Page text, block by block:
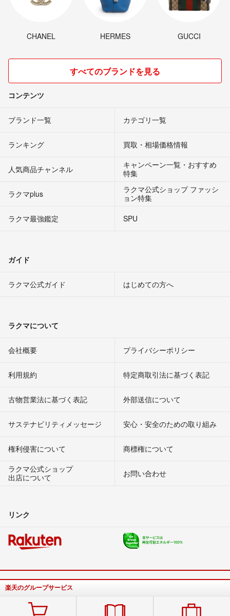
CHANEL HERMES GUCCI
すべてのブランドを見る
コンテンツ
ブランド一覧 カテゴリ一覧
ランキング 買取・相場価格情報
人気商品チャンネル
キャンペーン一覧・おすすめ
特集
ラクマplus
ラクマ公式ショップ ファッシ
ョン特集
ラクマ最強鑑定
SPU
ガイド
ラクマ公式ガイド はじめての方へ
ラクマについて
会社概要 プライバシーポリシー
利用規約 特定商取引法に基づく表記
古物営業法に基づく表記 外部送信について
サステナビリティメッセージ 安心・安全のための取り組み
権利侵害について
商標権について
ラクマ公式ショップ
出店について
お問い合わせ
リンク
楽天のグループサービス